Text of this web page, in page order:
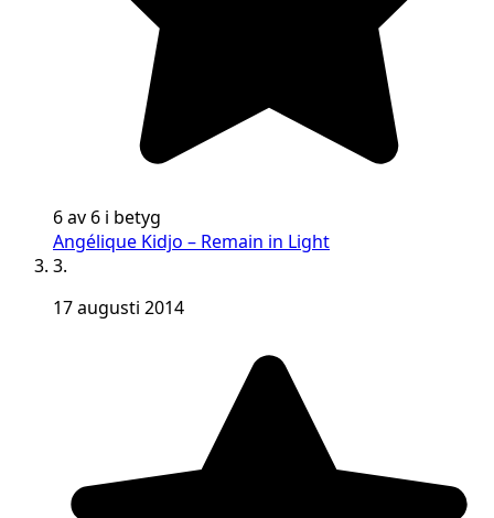
6 av 6 i betyg
Angélique Kidjo – Remain in Light
3.
17 augusti 2014